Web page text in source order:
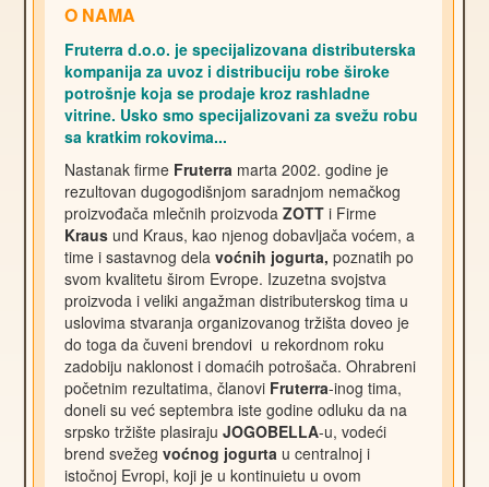
O NAMA
Fruterra d.o.o. je specijalizovana distributerska
kompanija za uvoz i distribuciju robe široke
potrošnje koja se prodaje kroz rashladne
vitrine. Usko smo specijalizovani za svežu robu
sa kratkim rokovima...
Nastanak firme Fruterra marta 2002. godine je
rezultovan dugogodišnjom saradnjom nemačkog
proizvođača mlečnih proizvoda ZOTT i Firme
Kraus und Kraus, kao njenog dobavljača voćem, a
time i sastavnog dela voćnih jogurta, poznatih po
svom kvalitetu širom Evrope. Izuzetna svojstva
proizvoda i veliki angažman distributerskog tima u
uslovima stvaranja organizovanog tržišta doveo je
do toga da čuveni brendovi u rekordnom roku
zadobiju naklonost i domaćih potrošača. Ohrabreni
početnim rezultatima, članovi Fruterra-inog tima,
doneli su već septembra iste godine odluku da na
srpsko tržište plasiraju JOGOBELLA-u, vodeći
brend svežeg voćnog jogurta u centralnoj i
istočnoj Evropi, koji je u kontinuietu u ovom